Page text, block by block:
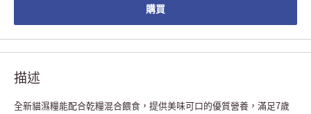
購買
描述
全新貓濕糧能配合乾糧混合餵食，提供美味可口的優質營養，滿足7歲